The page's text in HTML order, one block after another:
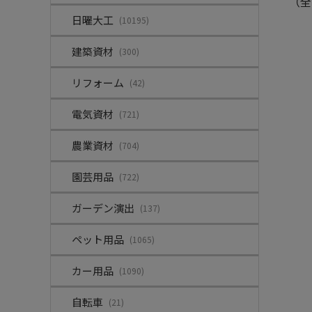
日曜大工 (10195)
建築資材 (300)
リフォーム (42)
電気資材 (721)
農業資材 (704)
園芸用品 (722)
ガーデン演出 (137)
ペット用品 (1065)
カー用品 (1090)
自転車 (21)